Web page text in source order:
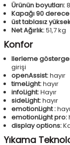
Ürünün boyutları:
Kapağı 90
üst tablasız
Net Ağırlık:51,7 kg
Konfor
Ilerleme
girişi
openAssist:hayır
timeLight:hayır
infoLight:Hayır
sideLight:hayır
emotionLight :
emotionLight pro:
display options:
Yıkama